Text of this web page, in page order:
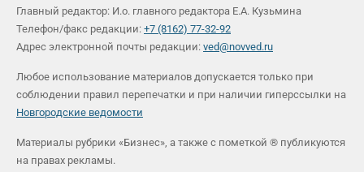
Главный редактор: И.о. главного редактора Е.А. Кузьмина
Телефон/факс редакции: +7 (8162) 77-32-92
Адрес электронной почты редакции: ved@novved.ru
Любое использование материалов допускается только при
соблюдении правил перепечатки и при наличии гиперссылки на
Новгородские ведомости
Материалы рубрики «Бизнес», а также с пометкой ® публикуются
на правах рекламы.